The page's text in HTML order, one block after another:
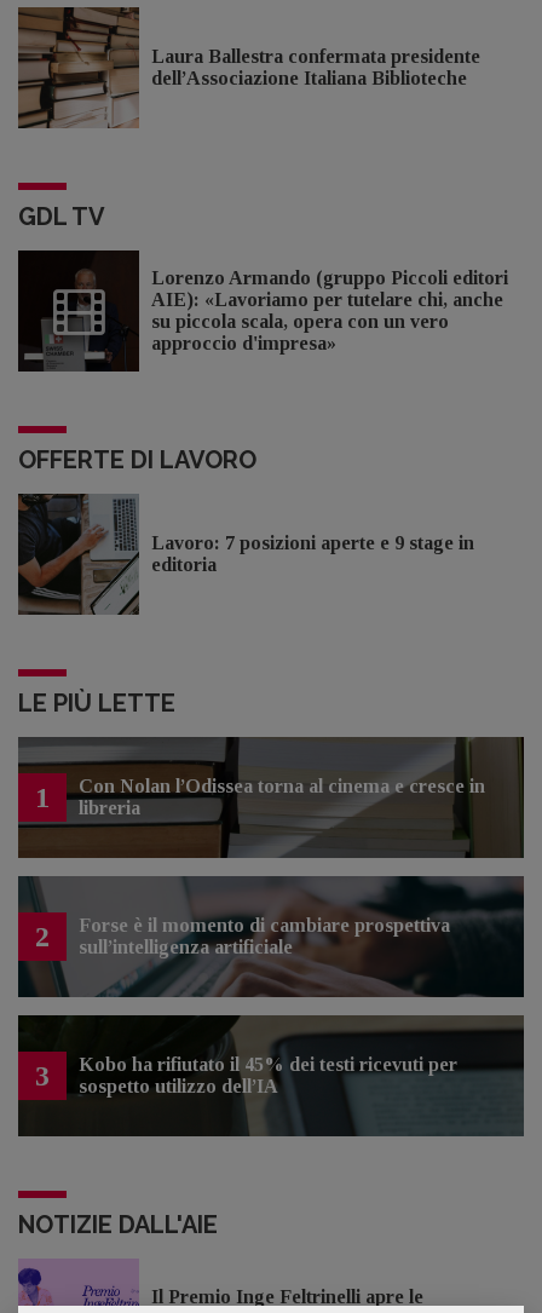
Laura Ballestra confermata presidente
dell’Associazione Italiana Biblioteche
GDL TV
Lorenzo Armando (gruppo Piccoli editori
AIE): «Lavoriamo per tutelare chi, anche
su piccola scala, opera con un vero
approccio d'impresa»
OFFERTE DI LAVORO
Lavoro: 7 posizioni aperte e 9 stage in
editoria
LE PIÙ LETTE
1
Con Nolan l’Odissea torna al cinema e cresce in
libreria
2
Forse è il momento di cambiare prospettiva
sull’intelligenza artificiale
3
Kobo ha rifiutato il 45% dei testi ricevuti per
sospetto utilizzo dell’IA
NOTIZIE DALL'AIE
Il Premio Inge Feltrinelli apre le